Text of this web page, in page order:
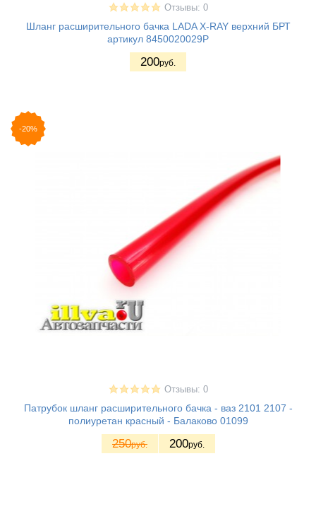
Отзывы: 0
Шланг расширительного бачка LADA X-RAY верхний БРТ
артикул 8450020029Р
200руб.
-20%
Отзывы: 0
Патрубок шланг расширительного бачка - ваз 2101 2107 -
полиуретан красный - Балаково 01099
250руб. 200руб.